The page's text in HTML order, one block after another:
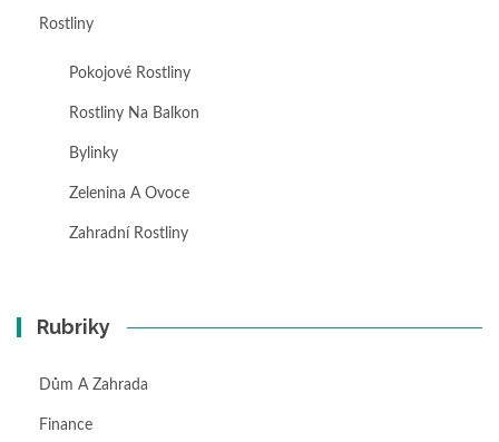
Rostliny
Pokojové Rostliny
Rostliny Na Balkon
Bylinky
Zelenina A Ovoce
Zahradní Rostliny
Rubriky
Dům A Zahrada
Finance